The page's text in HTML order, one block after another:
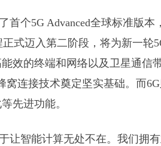
个5G Advanced全球标准版本
正式迈入第二阶段，将为新一轮
效的终端和网络以及卫星通信
窝连接技术奠定坚实基础。而
先进功能。
让智能计算无处不在。我们拥